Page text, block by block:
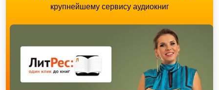
крупнейшему сервису аудиокниг